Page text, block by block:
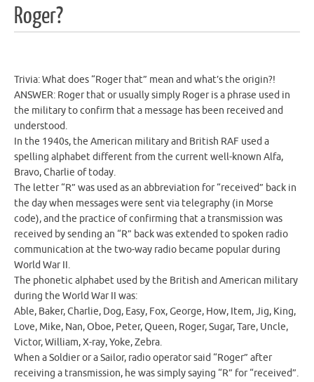
Roger?
Trivia: What does “Roger that” mean and what’s the origin?!
ANSWER: Roger that or usually simply Roger is a phrase used in
the military to confirm that a message has been received and
understood.
In the 1940s, the American military and British RAF used a
spelling alphabet different from the current well-known Alfa,
Bravo, Charlie of today.
The letter “R” was used as an abbreviation for “received” back in
the day when messages were sent via telegraphy (in Morse
code), and the practice of confirming that a transmission was
received by sending an “R” back was extended to spoken radio
communication at the two-way radio became popular during
World War II.
The phonetic alphabet used by the British and American military
during the World War II was:
Able, Baker, Charlie, Dog, Easy, Fox, George, How, Item, Jig, King,
Love, Mike, Nan, Oboe, Peter, Queen, Roger, Sugar, Tare, Uncle,
Victor, William, X-ray, Yoke, Zebra.
When a Soldier or a Sailor, radio operator said “Roger” after
receiving a transmission, he was simply saying “R” for “received”.